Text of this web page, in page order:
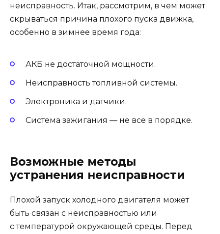
неисправность. Итак, рассмотрим, в чем может
скрываться причина плохого пуска движка,
особенно в зимнее время года:
АКБ не достаточной мощности.
Неисправность топливной системы.
Электроника и датчики.
Система зажигания — не все в порядке.
Возможные методы
устранения неисправности
Плохой запуск холодного двигателя может
быть связан с неисправностью или
с температурой окружающей среды. Перед